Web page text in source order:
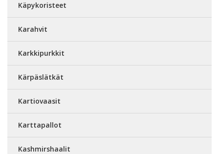
Käpykoristeet
Karahvit
Karkkipurkkit
Kärpäslätkät
Kartiovaasit
Karttapallot
Kashmirshaalit